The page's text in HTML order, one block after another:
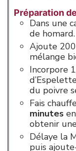
Préparation
Dans une
de homard.
Ajoute
mélange
Incorpore
du poivre
Fais
minutes
obtenir
Délaye la
puis